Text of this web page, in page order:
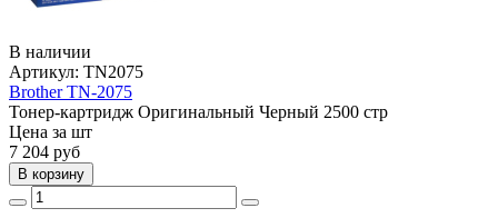
В наличии
Артикул: TN2075
Brother TN-2075
Тонер-картридж Оригинальный Черный 2500 стр
Цена за шт
7 204 руб
В корзину